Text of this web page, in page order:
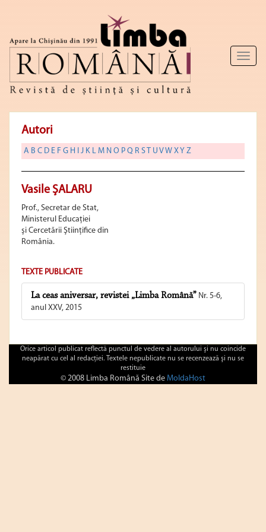
Toggle
Autori
A B C D E F G H I J K L M N O P Q R S T U VW X Y Z
Vasile ŞALARU
Prof., Secretar de Stat,
Ministerul Educaţiei
şi Cercetării Ştiinţifice din
România.
TEXTE PUBLICATE
La ceas aniversar, revistei „Limba Română” Nr. 5-6,
anul XXV, 2015
Orice articol publicat reflectă punctul de vedere al autorului şi nu coincide
neapărat cu cel al redacţiei. Textele nepublicate nu se recenzează şi nu se
restituie
© 2008 Limba Română Site de MoldaHost